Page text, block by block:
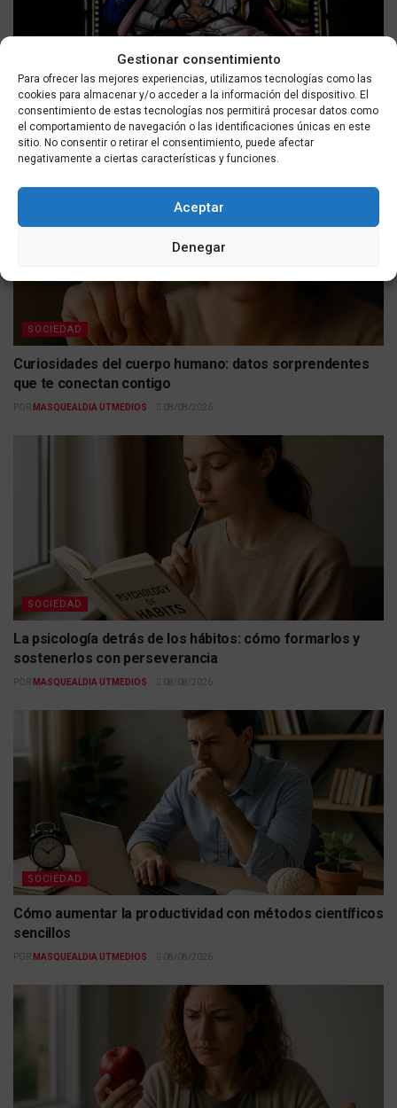
Gestionar consentimiento
Para ofrecer las mejores experiencias, utilizamos tecnologías como las
cookies para almacenar y/o acceder a la información del dispositivo. El
consentimiento de estas tecnologías nos permitirá procesar datos como
el comportamiento de navegación o las identificaciones únicas en este
sitio. No consentir o retirar el consentimiento, puede afectar
negativamente a ciertas características y funciones.
Aceptar
Denegar
San Nateo de Achad: Huella de santidad en la tradición
eclesial | Santoral 9 de agosto
PORMASQUEALDIA UTMEDIOS 09/08/2026
SOCIEDAD
Curiosidades del cuerpo humano: datos sorprendentes
que te conectan contigo
POR MASQUEALDIA UTMEDIOS 08/08/2026
SOCIEDAD
La psicología detrás de los hábitos: cómo formarlos y
sostenerlos con perseverancia
POR MASQUEALDIA UTMEDIOS 08/08/2026
SOCIEDAD
Cómo aumentar la productividad con métodos científicos
sencillos
POR MASQUEALDIA UTMEDIOS 08/08/2026